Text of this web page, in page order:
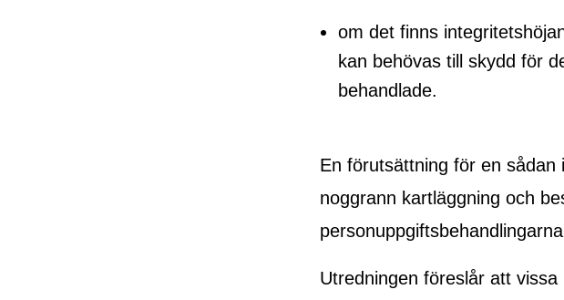
om det finns
kan behövas till skydd för
behandlade.
En förutsättning för en
noggrann kartläggning och
Utredningen föreslår att